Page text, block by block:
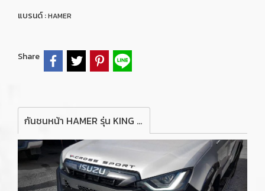
แบรนด์ :HAMER
Share
กันชนหน้า HAMER รุ่น KING SERIES BULL BAR FOR ISUZU D-MAX2020